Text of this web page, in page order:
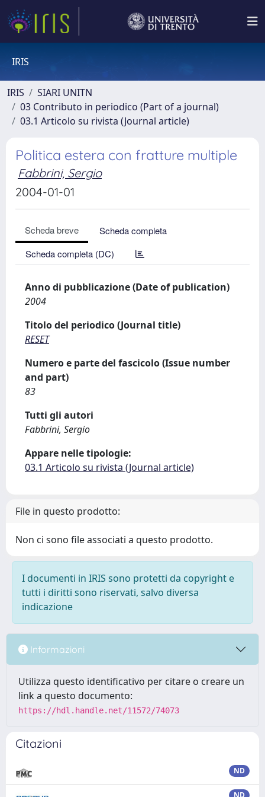
IRIS
IRIS
SIARI UNITN
03 Contributo in periodico (Part of a journal)
03.1 Articolo su rivista (Journal article)
Politica estera con fratture multiple
Fabbrini, Sergio
2004-01-01
Scheda breve
Scheda completa
Scheda completa (DC)
Anno di pubblicazione (Date of publication)
2004
Titolo del periodico (Journal title)
RESET
Numero e parte del fascicolo (Issue number
and part)
83
Tutti gli autori
Fabbrini, Sergio
Appare nelle tipologie:
03.1 Articolo su rivista (Journal article)
File in questo prodotto:
Non ci sono file associati a questo prodotto.
I documenti in IRIS sono protetti da copyright e
tutti i diritti sono riservati, salvo diversa
indicazione
Informazioni
Utilizza questo identificativo per citare o creare un
link a questo documento:
https://hdl.handle.net/11572/74073
Citazioni
ND